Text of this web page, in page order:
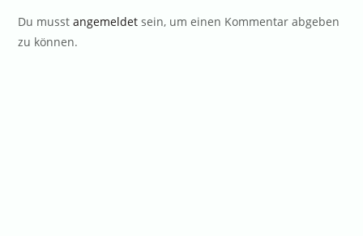
Du musstangemeldet sein, um einen Kommentar abgeben
zu können.